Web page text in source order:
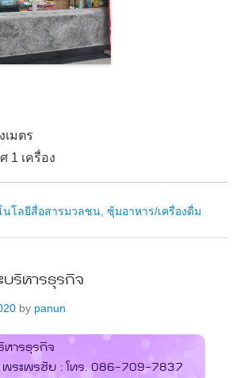
เมตร
1 เครื่อง
นโลยีสื่อสารมวลชน ซุ้มอาหาร/เครื่องดื่ม
ริหารธุรกิจ
by panun
ารธุรกิจ
พระพรชัย : โทร. 086-709-7837